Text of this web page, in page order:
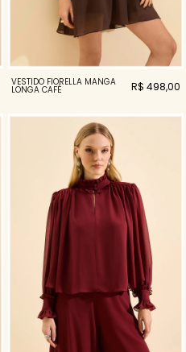
VESTIDO FIORELLA MANGA
LONGA CAFÉ R$ 498,00